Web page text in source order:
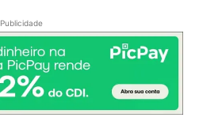
Publicidade